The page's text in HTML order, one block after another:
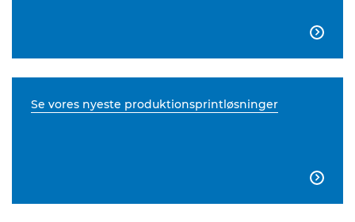

Se vores nyeste produktionsprintløsninger
